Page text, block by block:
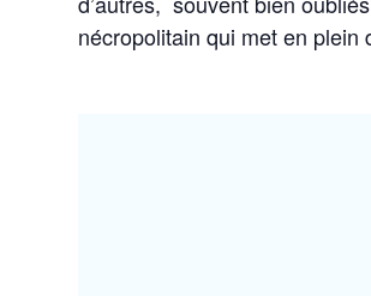
nécropolitain qui met en plein